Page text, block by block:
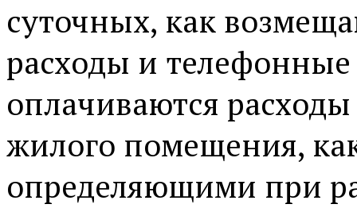
суточных, как
расходы и
оплачиваются
жилого помещения,
определяющими при